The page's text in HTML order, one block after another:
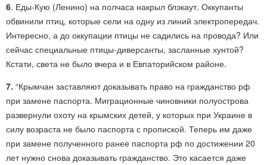
6. Еды-Кую (Ленино) на полчаса накрыл блэкаут. Оккупанты
обвинили птиц, которые сели на одну из линий электропередач.
Интересно, а до оккупации птицы не садились на провода? Или
сейчас специальные птицы-диверсанты, засланные хунтой?
Кстати, света не было вчера и в Евпаторийском районе.
7. “Крымчан заставляют доказывать право на гражданство рф
при замене паспорта. Миграционные чиновники полуострова
развернули охоту на крымских детей, у которых при Украине в
силу возраста не было паспорта с пропиской. Теперь им даже
при замене полученного ранее паспорта рф по достижении 20
лет нужно снова доказывать гражданство. Это касается даже